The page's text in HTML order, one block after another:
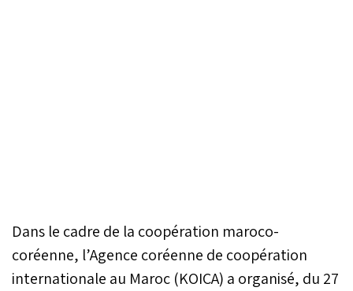
Dans le cadre de la coopération maroco-
coréenne, l’Agence coréenne de coopération
internationale au Maroc (KOICA) a organisé, du 27